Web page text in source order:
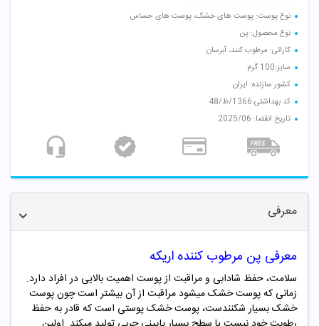
نوع پوست: پوست های خشک، پوست های حساس
نوع محصول: پن
کارائی: مرطوب کنند، آبرسان
سایز:100 گرم
کشور سازنده: ایران
کد بهداشتی:1366/ظ/48
تاریخ انقضا: 2025/06
معرفی
معرفی پن مرطوب کننده اریکه
سلامت، حفظ شادابی و مراقبت از پوست اهمیت بالایی در افراد دارد.
زمانی که پوست خشک میشود مراقبت از آن بیشتر است چون پوست
خشک بسیار شکنندست، پوست خشک پوستی است که قادر به حفظ